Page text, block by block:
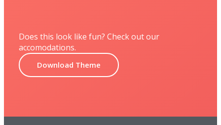
Does this look like fun? Check out our
accomodations.
Download Theme